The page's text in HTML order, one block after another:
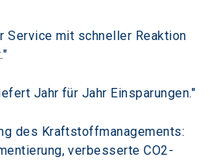
Service mit schneller Reaktion
Jahr für Jahr Einsparungen."
des Kraftstoffmanagements:
verbesserte CO2-